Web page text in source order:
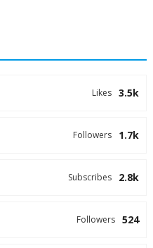
3.5k
Likes
1.7k
Followers
2.8k
Subscribes
524
Followers